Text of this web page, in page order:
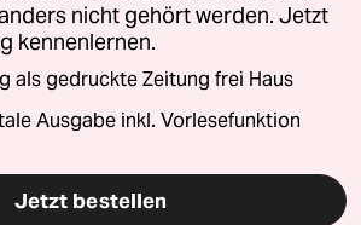
nicht gehört werden. Jetzt
kennenlernen.
als gedruckte Zeitung frei Haus
Ausgabe inkl. Vorlesefunktion
Jetzt bestellen